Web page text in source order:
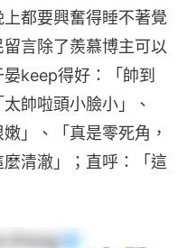
都要興奮得睡不著覺
言除了羨慕博主可以
keep得好：「帥到
帥啦頭小臉小」、
」、「真是零死角，
清澈」；直呼：「這